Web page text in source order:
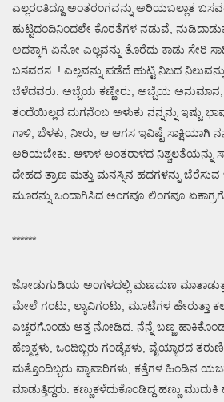
ಎಲ್ಲರಂತಿದ್ದೂ ಅಂತರಂಗವನ್ನು ಅರಿಯಬಲ್ಲಾತ
ಹುಟ್ಟಿದಂದಿನಿಂದಲೇ ಕೊರತೆಗಳ ನಡುವೆ,
ಅದಕ್ಕಾಗಿ ಏನೋ ಎಲ್ಲವನ್ನು ತೊರೆದು ಕಾಡು ಸೇರಿ
ಬಸವರಸ..! ಎಲ್ಲವನ್ನು ಪಡೆದೆ ಹುಟ್ಟಿ ನಿಜದ ನಿಲುವನ್ನು
ಬೆಳೆದವರು. ಅಬ್ಬೆಯ ಕಣ್ಣೀರು, ಅಬ್ಬೆಯ ಅನುಮಾನ,
ತಂದೆಯಿಲ್ಲದ ಮಗನೆಂಬ ಅಳುಕು ನನ್ನನ್ನು ಇಷ್ಟು
ಗಾಳಿ, ಬೆಳಕು, ನೀರು, ಆ ಆಗಸ ಇವಿಷ್ಟೆ ಸಾಕ್ಷಿಯಾಗಿ
ಅರಿಯಬೇಕು. ಆಳಾಳ ಅಂತರಾಳದ ನಿಶ್ಚಲತೆಯನ್ನು
ದೇಹದ ತ್ರಾಣ ಮತ್ತು ಮನಸ್ಸಿನ ಹದಗಳನ್ನು
ಮೂರನ್ನು ಒಂದಾಗಿಸಿದ ಅಂಗವೂ ಲಿಂಗವೂ
******
ಜೋಡುಗುಡಿಯ ಅಂಗಳದಲ್ಲಿ ಮಣಮಣ
ಮೇಲೆ ಗಂಟು, ಲ್ಯಾವಿಗಂಟು, ಮೂಟೆಗಳ ಹೇರುತ್ತಾ
ಎಚ್ಚರಗೊಂಡು ಅತ್ತ ನೋಡಿದ. ನೆನ್ನೆ ಬಣ್ಣ
ಹೆಣ್ಮಕ್ಕಳು, ಒಂದಿಬ್ಬರು ಗಂಡೈಕಳು, ವೈಯ್ಯಾರದ
ಮತ್ತೊಂದಿಬ್ಬರು ವ್ಯಾಪಾರಿಗಳು, ಕತ್ತೆಗಳ ಹಿಂಡಿನ
ಮಾಡುತ್ತಿದ್ದರು. ಕಣ್ಣುಕಳೆದುಕೊಂಡಿದ್ದ ಹಣ್ಣು